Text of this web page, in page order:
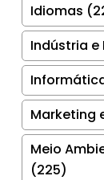
Idiomas
Indústria e
Marketing
Meio
(225)